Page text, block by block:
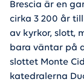
Brescia är en
cirka 3 200 år
av kyrkor, slott,
bara väntar på
slottet Monte
katedralerna